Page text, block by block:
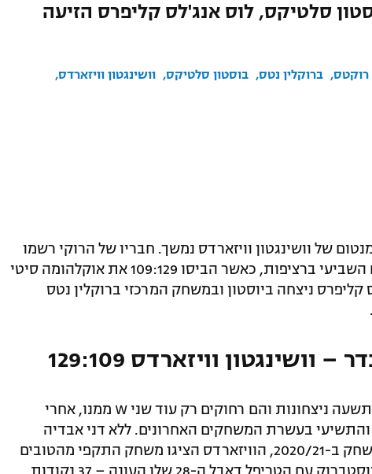
סלטיקס, לוס אנג'לס קליפרס הזיעה
רוקטס ברוקלין נטס בוסטון סלטיקס
וושינגטון וויזארדס
של וושינגטון וויזארדס נמשך. חבריו של הרוקי רשמו
הלילה (בין שישי לשבת) את ניצחונם השביעי ברציפות, כאשר הביסו 109:129 את אוקלהומה סיטי
ניצחה ביוסטון ובמשחק המרכזי ברוקלין נטס
וויזארדס 129:109
שיא המועדון של הוויזארס עומד על תשעה ניצחונות והם רחוקים רק עוד שני W ממנו, אחרי
בעשרת המשחקים האחרונים. ללא דני אבדיה
שסובל משבר מאמץ וכבר לא ישוב לשחק ב-2020/21, הוויזארדס הציגו משחק התקפי מהטובים
שלהם העונה ומעל כולם בלט ראסל ווסטברוק עם הטריפל דאבל ה-28 שלו העונה – 37 נקודות